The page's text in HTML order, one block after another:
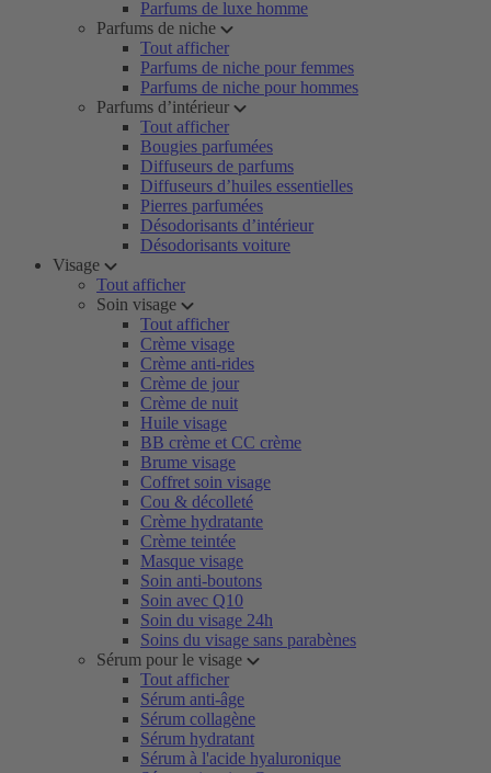
Parfums de luxe homme
Parfums de niche
Tout afficher
Parfums de niche pour femmes
Parfums de niche pour hommes
Parfums d’intérieur
Tout afficher
Bougies parfumées
Diffuseurs de parfums
Diffuseurs d’huiles essentielles
Pierres parfumées
Désodorisants d’intérieur
Désodorisants voiture
Visage
Tout afficher
Soin visage
Tout afficher
Crème visage
Crème anti-rides
Crème de jour
Crème de nuit
Huile visage
BB crème et CC crème
Brume visage
Coffret soin visage
Cou & décolleté
Crème hydratante
Crème teintée
Masque visage
Soin anti-boutons
Soin avec Q10
Soin du visage 24h
Soins du visage sans parabènes
Sérum pour le visage
Tout afficher
Sérum anti-âge
Sérum collagène
Sérum hydratant
Sérum à l'acide hyaluronique